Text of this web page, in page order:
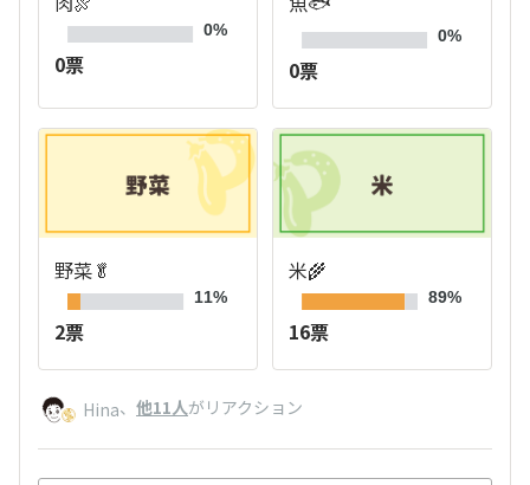
0%
0票
0%
0票
野菜🥬
11%
2票
米🌾
89%
16票
Hina、 他11人がリアクション